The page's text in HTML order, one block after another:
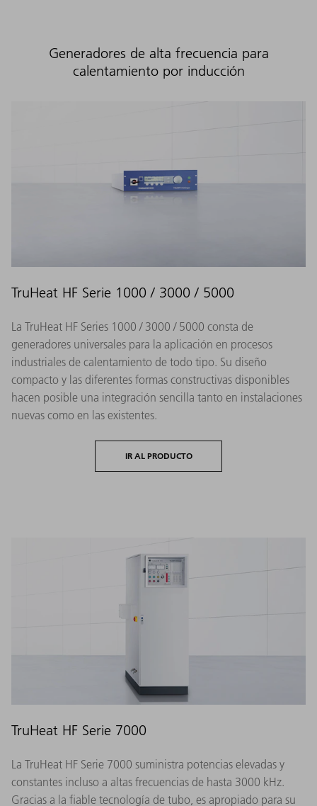
Generadores de alta frecuencia para
calentamiento por inducción
TruHeat HF Serie 1000 / 3000 / 5000
La TruHeat HF Series 1000 / 3000 / 5000 consta de
generadores universales para la aplicación en procesos
industriales de calentamiento de todo tipo. Su diseño
compacto y las diferentes formas constructivas disponibles
hacen posible una integración sencilla tanto en instalaciones
nuevas como en las existentes.
IR AL PRODUCTO
TruHeat HF Serie 7000
La TruHeat HF Serie 7000 suministra potencias elevadas y
constantes incluso a altas frecuencias de hasta 3000 kHz.
Gracias a la fiable tecnología de tubo, es apropiado para su